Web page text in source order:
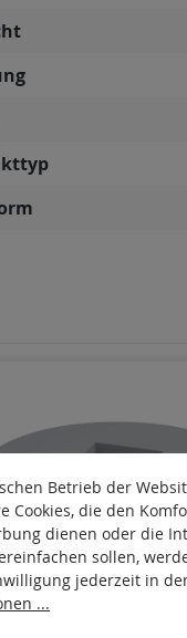
Betrieb der
Cookies, die den
dienen oder die
sollen,
jederzeit in
...